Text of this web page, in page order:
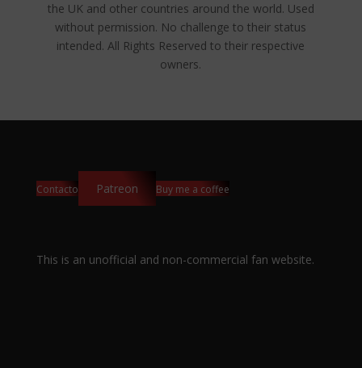
the UK and other countries around the world. Used
without permission. No challenge to their status
intended. All Rights Reserved to their respective
owners.
Contacto Patreon Buy me a coffee
This is an unofficial and non-commercial fan website.